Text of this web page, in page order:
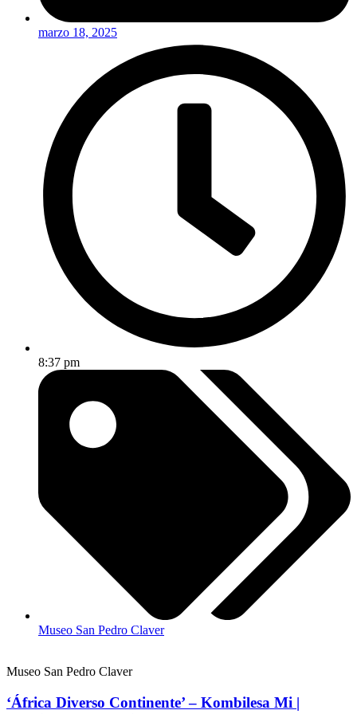
marzo 18, 2025
8:37 pm
Museo San Pedro Claver
Museo San Pedro Claver
‘África Diverso Continente’ – Kombilesa Mi |